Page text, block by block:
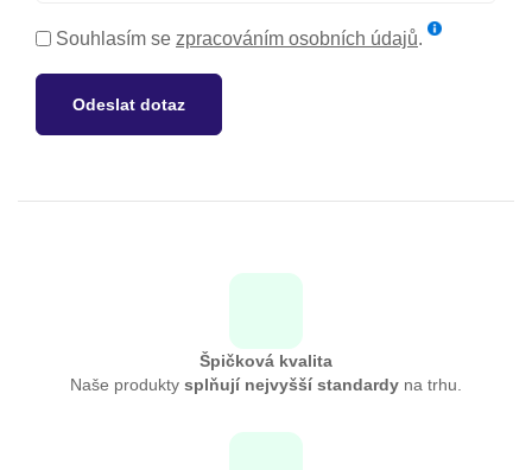
Souhlasím se zpracováním osobních údajů.
Odeslat dotaz
Špičková kvalita
Naše produkty splňují nejvyšší standardy na trhu.